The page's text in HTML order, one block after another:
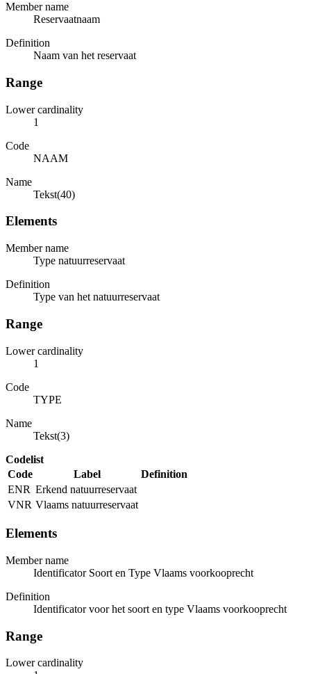
Member name
Reservaatnaam
Definition
Naam van het reservaat
Range
Lower cardinality
1
Code
NAAM
Name
Tekst(40)
Elements
Member name
Type natuurreservaat
Definition
Type van het natuurreservaat
Range
Lower cardinality
1
Code
TYPE
Name
Tekst(3)
Codelist
Code
Label
Definition
ENR Erkend natuurreservaat
VNR Vlaams natuurreservaat
Elements
Member name
Identificator Soort en Type Vlaams voorkooprecht
Definition
Identificator voor het soort en type Vlaams voorkooprecht
Range
Lower cardinality